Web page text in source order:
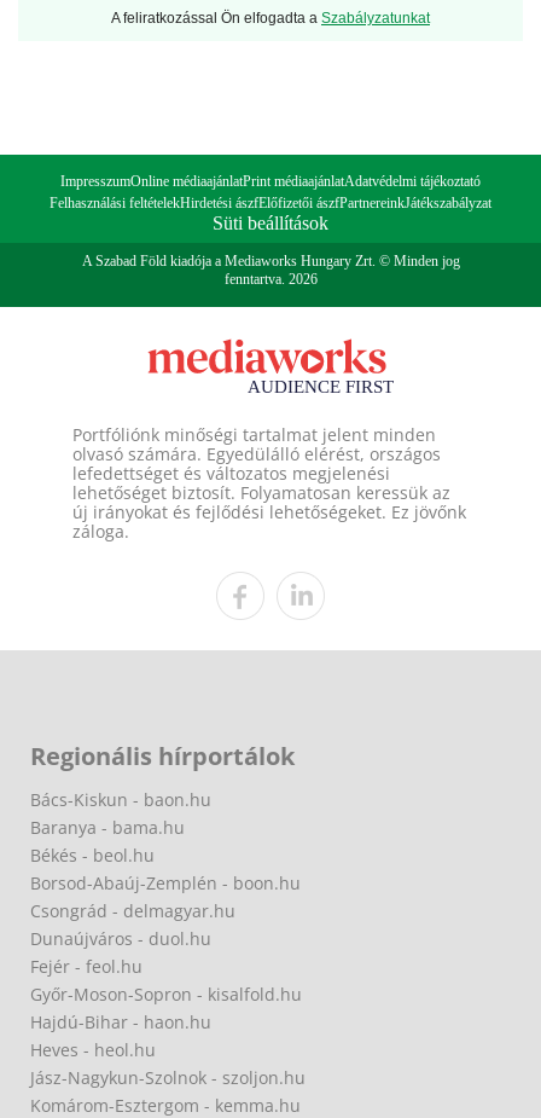
A feliratkozással Ön elfogadta a Szabályzatunkat
ImpresszumOnline médiaajánlatPrint médiaajánlatAdatvédelmi tájékoztató
Felhasználási feltételekHirdetési ászfElőfizetői ászfPartnereinkJátékszabályzat
Süti beállítások
A Szabad Föld kiadója a Mediaworks Hungary Zrt. © Minden jog
fenntartva. 2026
Portfóliónk minőségi tartalmat jelent minden
olvasó számára. Egyedülálló elérést, országos
lefedettséget és változatos megjelenési
lehetőséget biztosít. Folyamatosan keressük az
új irányokat és fejlődési lehetőségeket. Ez jövőnk
záloga.
Regionális hírportálok
Bács-Kiskun - baon.hu
Baranya - bama.hu
Békés - beol.hu
Borsod-Abaúj-Zemplén - boon.hu
Csongrád - delmagyar.hu
Dunaújváros - duol.hu
Fejér - feol.hu
Győr-Moson-Sopron - kisalfold.hu
Hajdú-Bihar - haon.hu
Heves - heol.hu
Jász-Nagykun-Szolnok - szoljon.hu
Komárom-Esztergom - kemma.hu